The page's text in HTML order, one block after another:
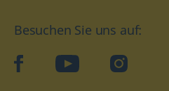
Besuchen Sie uns auf:
facebookYouTube Instagram